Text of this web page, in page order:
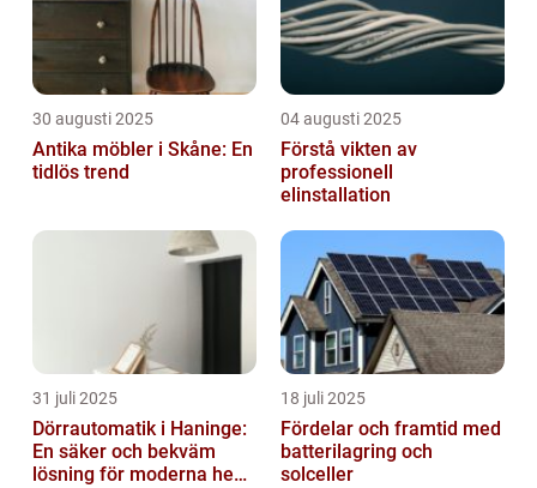
30 augusti 2025
Antika möbler i Skåne: En
tidlös trend
04 augusti 2025
Förstå vikten av
professionell
elinstallation
31 juli 2025
Dörrautomatik i Haninge:
En säker och bekväm
lösning för moderna hem
18 juli 2025
Fördelar och framtid med
batterilagring och
solceller